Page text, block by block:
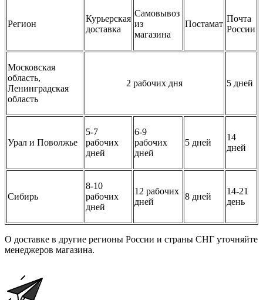
Регион
Курьерская
доставка
Самовывоз
из
магазина
Постамат
Почта
России
Московская
область,
Ленинградская
область
2 рабочих дня 5 дней
Урал и Поволжье
5-7
рабочих
дней
6-9
рабочих
дней
5 дней
14
дней
Сибирь
8-10
рабочих
дней
12 рабочих
дней
8 дней
14-21
день
О доставке в другие регионы России и страны СНГ уточняйте
менеджеров магазина.